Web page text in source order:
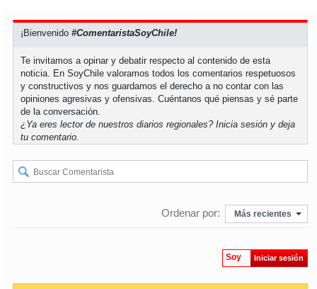
soy puertomontt
soychiloé
¡Bienvenido#ComentaristaSoyChile!
Te invitamos a opinar y debatir respecto al contenido de esta
noticia. En SoyChile valoramos todos los comentarios respetuosos
y constructivos y nos guardamos el derecho a no contar con las
opiniones agresivas y ofensivas. Cuéntanos qué piensas y sé parte
de la conversación.
¿Ya eres lector de nuestros diarios regionales?Inicia sesión y deja
tu comentario.
Ordenar por: Más recientes
Soy Iniciar sesión